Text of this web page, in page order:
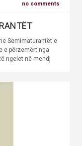
no comments
Semimaturantët e
e përzemërt nga
ngelet në mendj